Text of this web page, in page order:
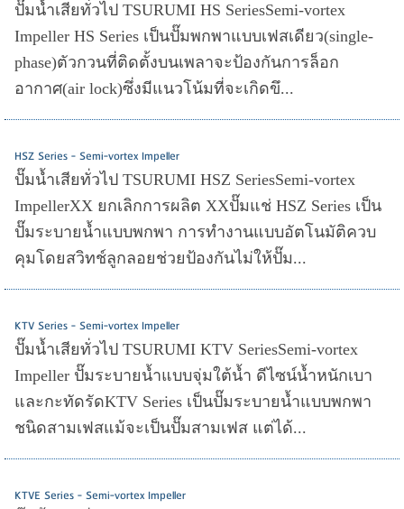
ปั๊มน้ำเสียทั่วไป TSURUMI HS SeriesSemi-vortex
Impeller HS Series เป็นปั๊มพกพาแบบเฟสเดียว(single-
phase)ตัวกวนที่ติดตั้งบนเพลาจะป้องกันการล็อก
อากาศ(air lock)ซึ่งมีแนวโน้มที่จะเกิดขึ...
HSZ Series - Semi-vortex Impeller
ปั๊มน้ำเสียทั่วไป TSURUMI HSZ SeriesSemi-vortex
ImpellerXX ยกเลิกการผลิต XXปั๊มแช่ HSZ Series เป็น
ปั๊มระบายน้ำแบบพกพา การทำงานแบบอัตโนมัติควบ
คุมโดยสวิทช์ลูกลอยช่วยป้องกันไม่ให้ปั๊ม...
KTV Series - Semi-vortex Impeller
ปั๊มน้ำเสียทั่วไป TSURUMI KTV SeriesSemi-vortex
Impeller ปั๊มระบายน้ำแบบจุ่มใต้น้ำ ดีไซน์น้ำหนักเบา
และกะทัดรัดKTV Series เป็นปั๊มระบายน้ำแบบพกพา
ชนิดสามเฟสแม้จะเป็นปั๊มสามเฟส แต่ได้...
KTVE Series - Semi-vortex Impeller